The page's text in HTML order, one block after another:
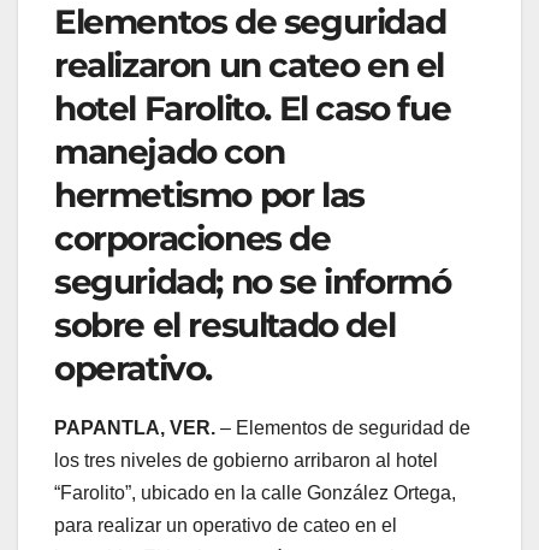
Elementos de seguridad
realizaron un cateo en el
hotel Farolito. El caso fue
manejado con
hermetismo por las
corporaciones de
seguridad; no se informó
sobre el resultado del
operativo.
PAPANTLA, VER. – Elementos de seguridad de
los tres niveles de gobierno arribaron al hotel
“Farolito”, ubicado en la calle González Ortega,
para realizar un operativo de cateo en el